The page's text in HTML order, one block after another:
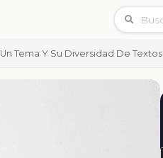
Un Tema Y Su Diversidad De Textos